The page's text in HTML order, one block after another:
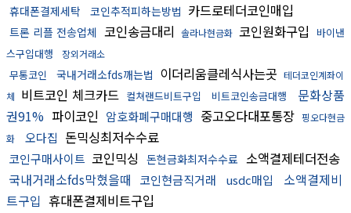
휴대폰결제세탁 코인추적피하는방법 카드로테더코인매입
트론 리플 전송업체 코인송금대리 솔라나현금화 코인원화구입
바이낸
스구입대행
장외거래소
무통코인 국내거래소fds깨는법 이더리움클레식사는곳 테더코인계좌이
체 비트코인 체크카드 컬쳐랜드비트구입 비트코인송금대행
문화상품
권91% 파이코인 암호화폐구매대행 중고오다대포통장 핑오다현금
화
오다집 돈믹싱최저수수료
코인구매사이트 코인믹싱 돈현금화최저수수료 소액결제테더전송
국내거래소fds막혔을때
코인현금직거래 usdc매입
소액결제비
트구입 휴대폰결제비트구입